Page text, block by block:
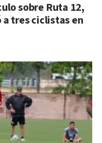
sobre Ruta 12,
a tres ciclistas en